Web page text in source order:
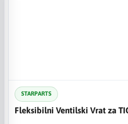
STARPARTS
Fleksibilni Ventilski Vrat za